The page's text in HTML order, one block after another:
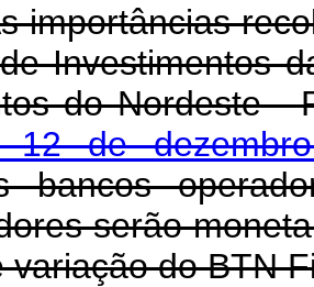
importâncias
Investimentos
do Nordeste -
12 de
bancos
serão
variação do BTN